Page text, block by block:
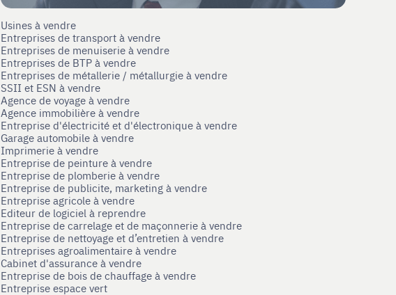
Usines à vendre
Entreprises de transport à vendre
Entreprises de menuiserie à vendre
Entreprises de BTP à vendre
Entreprises de métallerie / métallurgie à vendre
SSII et ESN à vendre
Agence de voyage à vendre
Agence immobilière à vendre
Entreprise d'électricité et d'électronique à vendre
Garage automobile à vendre
Imprimerie à vendre
Entreprise de peinture à vendre
Entreprise de plomberie à vendre
Entreprise de publicite, marketing à vendre
Entreprise agricole à vendre
Editeur de logiciel à reprendre
Entreprise de carrelage et de maçonnerie à vendre
Entreprise de nettoyage et d’entretien à vendre
Entreprises agroalimentaire à vendre
Cabinet d'assurance à vendre
Entreprise de bois de chauffage à vendre
Entreprise espace vert